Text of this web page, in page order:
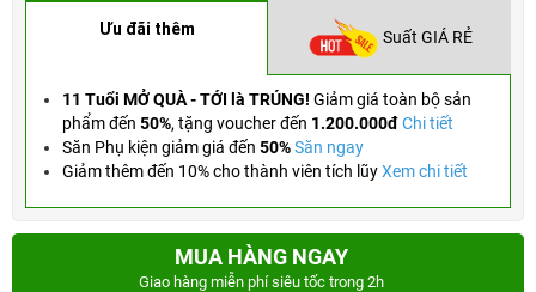
Ưu đãi thêm Suất GIÁ RẺ
11 Tuổi MỞ QUÀ - TỚI là TRÚNG! Giảm giá toàn bộ sản
phẩm đến 50%, tặng voucher đến 1.200.000đChi tiết
Săn Phụ kiện giảm giá đến 50%Săn ngay
Giảm thêm đến 10% cho thành viên tích lũyXem chi tiết
MUA HÀNG NGAY
Giao hàng miễn phí siêu tốc trong 2h